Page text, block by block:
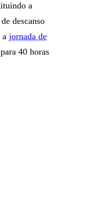
a
descanso
ajornada de
40 horas